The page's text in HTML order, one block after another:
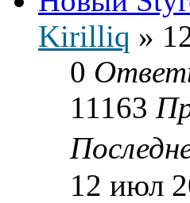
Kirilliq »
0
11163
12 июл